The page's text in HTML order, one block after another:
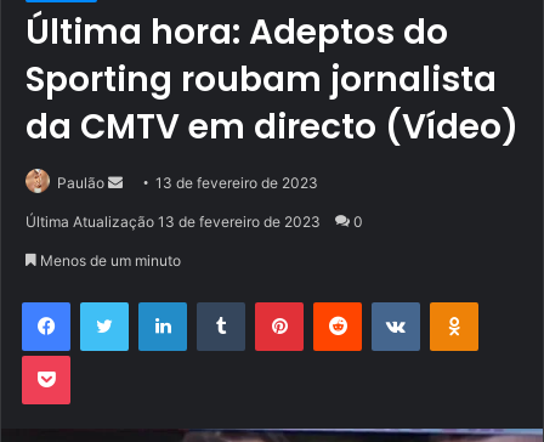
Última hora: Adeptos do
Sporting roubam jornalista
da CMTV em directo (Vídeo)
Paulão
Mande
mail
13 de fevereiro de 2023
Última Atualização 13 de fevereiro de 2023 0
Menos de um minuto
FacebookTwitter LinkedinTumblr PinterestReddit VK OK
Pocket